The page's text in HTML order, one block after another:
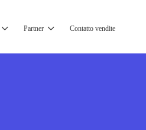
Partner Contatto vendite